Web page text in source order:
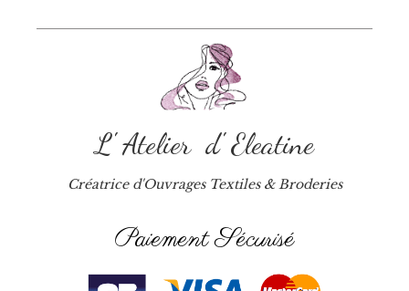
L' Atelier d' Eleatine
Créatrice d'Ouvrages Textiles & Broderies
Paiement Sécurisé